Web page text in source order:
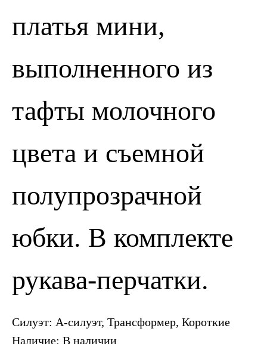
ПОЗВОНИТЬ ЗАПИСАТЬСЯ
платья мини,
выполненного из
тафты молочного
цвета и съемной
полупрозрачной
юбки. В комплекте
рукава-перчатки.
Силуэт: А-силуэт, Трансформер, Короткие
Наличие: В наличии